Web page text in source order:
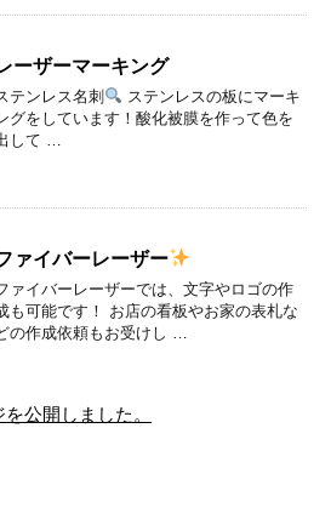
ーザーマーキング
テンレス名刺
ステンレスの板にマーキ
グをしています！酸化被膜を作って色を
して …
ァイバーレーザー
ァイバーレーザーでは、文字やロゴの作
も可能です！ お店の看板やお家の表札な
の作成依頼もお受けし …
公開しました。